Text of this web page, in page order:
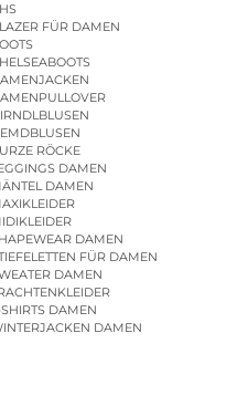
FÜR DAMEN
RÖCKE
DAMEN
DAMEN
DAMEN
FÜR DAMEN
DAMEN
DAMEN
DAMEN